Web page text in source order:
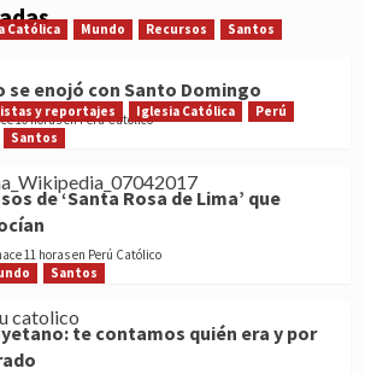
Católica Mundo Recursos Santos
se enojó con Santo Domingo
10 horas en Perú Católico
y reportajes Iglesia Católica
Perú
Santos
de ‘Santa Rosa de Lima’ que
11 horas en Perú Católico
Santos
te contamos quién era y por